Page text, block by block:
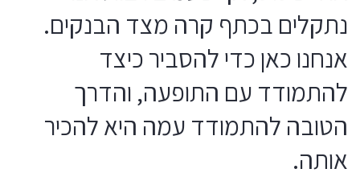
נתקלים בכתף קרה מצד הבנקים.
אנחנו כאן כדי להסביר כיצד
להתמודד עם התופעה, והדרך
הטובה להתמודד עמה היא להכיר
אותה.